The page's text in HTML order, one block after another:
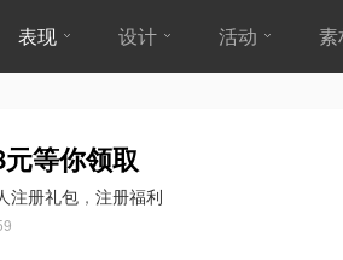
表现 设计 活动 素
等你领取
注册礼包 ， 注册福利